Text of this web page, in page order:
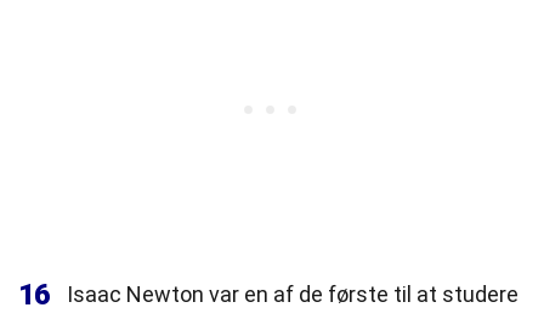
16
Isaac Newton var en af de første til at studere